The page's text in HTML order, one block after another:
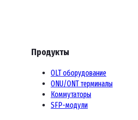
Продукты
OLT оборудование
ONU/ONT терминалы
Коммутаторы
SFP-модули